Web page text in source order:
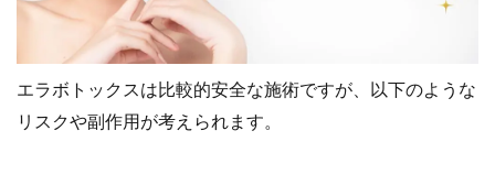
エラボトックスは比較的安全な施術ですが、以下のような
リスクや副作用が考えられます。